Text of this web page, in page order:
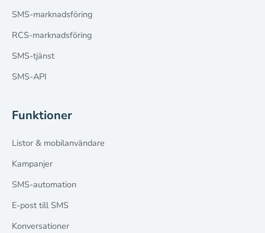
SMS-marknadsföring
RCS-marknadsföring
SMS-tjänst
SMS-API
Funktioner
Listor & mobilanvändare
Kampanjer
SMS-automation
E-post till SMS
Konversationer